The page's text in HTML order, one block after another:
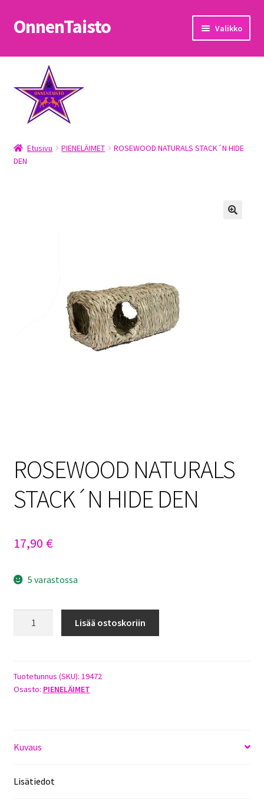
Siirry
navigointiin
Siirry
sisältöön
OnnenTaisto Valikko
Etusivu
Kassa
Oma tili
OnnenTaisto
Tietosuojaseloste
Toimitusehdot
Etusivu PIENELÄIMET
ROSEWOOD NATURALS STACK´N HIDE
DEN
ROSEWOOD NATURALS
STACK´N HIDE DEN
17,90 €
5 varastossa
HIDE
DEN
Lisää ostoskoriin
Tuotetunnus (SKU): 19472
Osasto: PIENELÄIMET
Kuvaus
Lisätiedot